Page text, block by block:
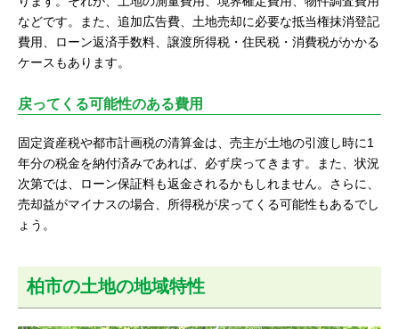
などです。また、追加広告費、土地売却に必要な抵当権抹消登記
費用、ローン返済手数料、譲渡所得税・住民税・消費税がかかる
ケースもあります。
戻ってくる可能性のある費用
固定資産税や都市計画税の清算金は、売主が土地の引渡し時に1
年分の税金を納付済みであれば、必ず戻ってきます。また、状況
次第では、ローン保証料も返金されるかもしれません。さらに、
売却益がマイナスの場合、所得税が戻ってくる可能性もあるでし
ょう。
柏市の土地の地域特性